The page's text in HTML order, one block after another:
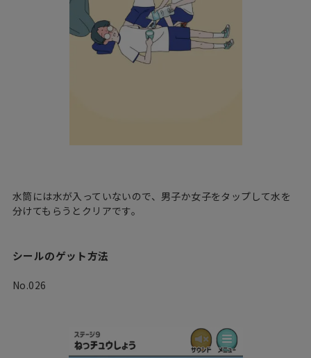
水筒には水が入っていないので、男子か女子をタップして水を
分けてもらうとクリアです。
シールのゲット方法
No.026